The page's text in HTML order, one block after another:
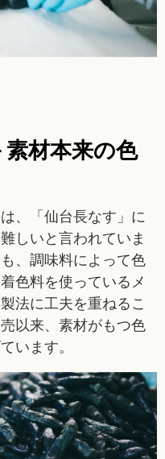
材本来の色
、「仙台長なす」に
しいと言われていま
、調味料によって色
色料を使っているメ
法に工夫を重ねるこ
以来、素材がもつ色
います。